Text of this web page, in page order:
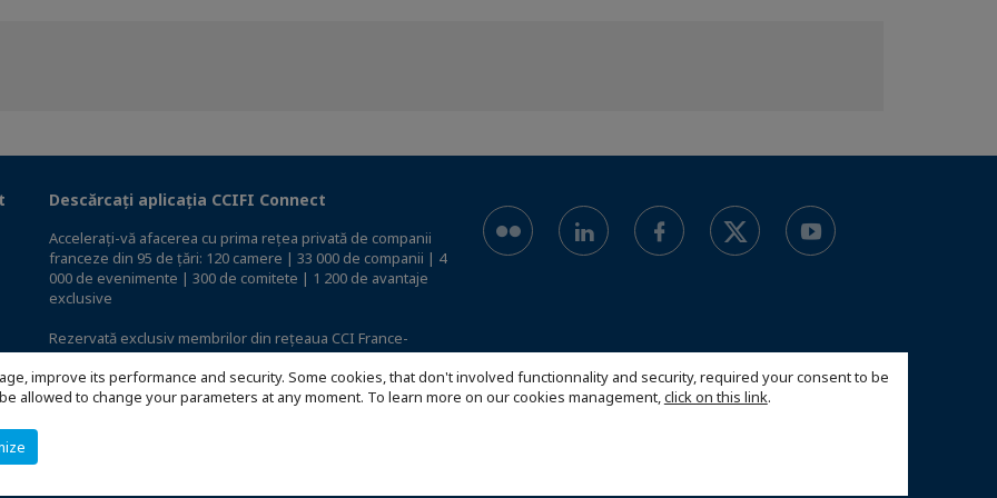
improve its performance and security. Some cookies, that don't involved functionnality and security, required your consent to be
allowed to change your parameters at any moment. To learn more on our cookies management,click on this link.
Descărcați aplicația CCIFI Connect
Accelerați-vă afacerea cu prima rețea privată de companii
franceze din 95 de țări: 120 camere | 33 000 de companii | 4
000 de evenimente | 300 de comitete | 1 200 de avantaje
exclusive
Rezervată exclusiv membrilor din rețeaua CCI France-
International,descoperiți aplicația CCIFI Connect.